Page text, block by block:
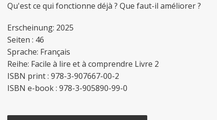
Qu'est ce qui fonctionne déjà ? Que faut-il améliorer ?
Erscheinung: 2025
Seiten : 46
Sprache: Français
Reihe: Facile à lire et à comprendre Livre 2
ISBN print : 978-3-907667-00-2
ISBN e-book : 978-3-905890-99-0